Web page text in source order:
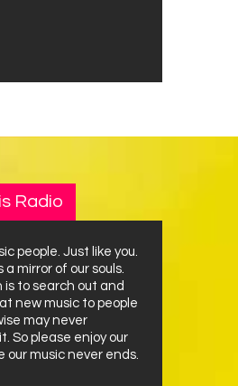
Radio
people. Just like you.
a mirror of our souls.
is to search out and
new music to people
may never
So please enjoy our
our music never ends.